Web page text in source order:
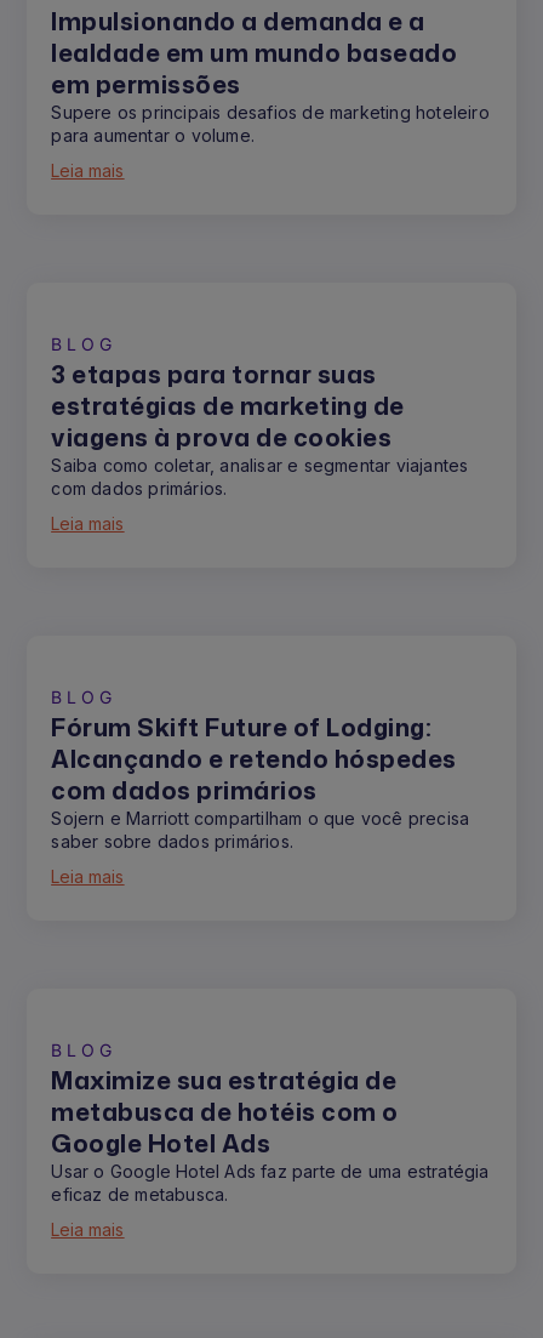
Impulsionando a demanda e a
lealdade em um mundo baseado
em permissões
Supere os principais desafios de marketing hoteleiro
para aumentar o volume.
Leia mais
BLOG
3 etapas para tornar suas
estratégias de marketing de
viagens à prova de cookies
Saiba como coletar, analisar e segmentar viajantes
com dados primários.
Leia mais
BLOG
Fórum Skift Future of Lodging:
Alcançando e retendo hóspedes
com dados primários
Sojern e Marriott compartilham o que você precisa
saber sobre dados primários.
Leia mais
BLOG
Maximize sua estratégia de
metabusca de hotéis com o
Google Hotel Ads
Usar o Google Hotel Ads faz parte de uma estratégia
eficaz de metabusca.
Leia mais